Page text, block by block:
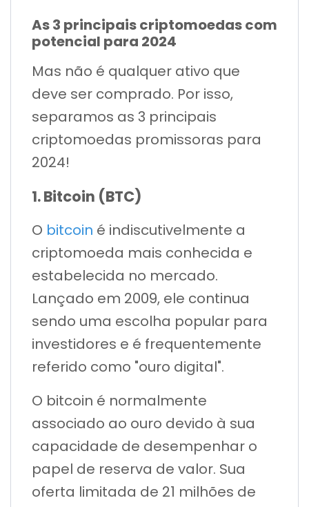
As 3 principais criptomoedas com
potencial para 2024
Mas não é qualquer ativo que
deve ser comprado. Por isso,
separamos as 3 principais
criptomoedas promissoras para
2024!
1. Bitcoin (BTC)
O bitcoin é indiscutivelmente a
criptomoeda mais conhecida e
estabelecida no mercado.
Lançado em 2009, ele continua
sendo uma escolha popular para
investidores e é frequentemente
referido como "ouro digital".
O bitcoin é normalmente
associado ao ouro devido à sua
capacidade de desempenhar o
papel de reserva de valor. Sua
oferta limitada de 21 milhões de